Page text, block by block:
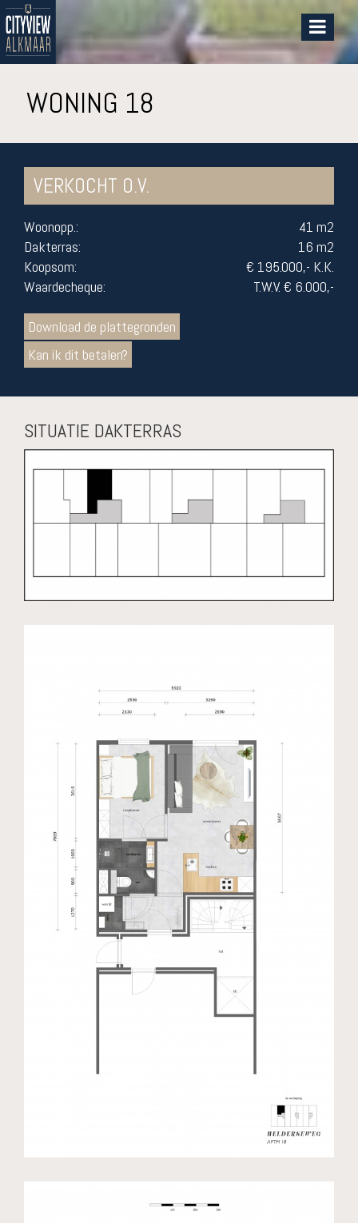
WONING 18
VERKOCHT O.V.
Woonopp.:
41 m2
Dakterras:
16 m2
Koopsom:
€ 195.000,- K.K.
Waardecheque:
T.W.V. € 6.000,-
Download de plattegronden
Kan ik dit betalen?
SITUATIE DAKTERRAS